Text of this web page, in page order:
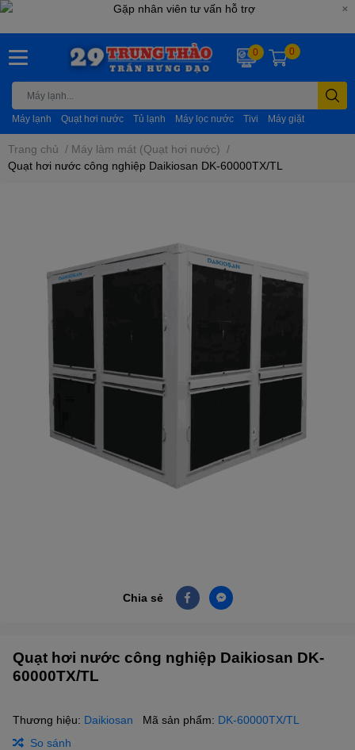
Máy lạnh Quạt hơi nước Tủ lạnh Máy lọc nước Tivi Máy giặt
0 0
Trang chủ / Máy làm mát (Quạt hơi nước) /
Quạt hơi nước công nghiệp Daikiosan DK-60000TX/TL
Chia sẻ
Quạt hơi nước công nghiệp Daikiosan DK-
60000TX/TL
Thương hiệu: Daikiosan Mã sản phẩm: DK-60000TX/TL
So sánh